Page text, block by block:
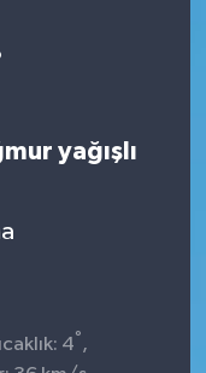
yağışlı
4° ,